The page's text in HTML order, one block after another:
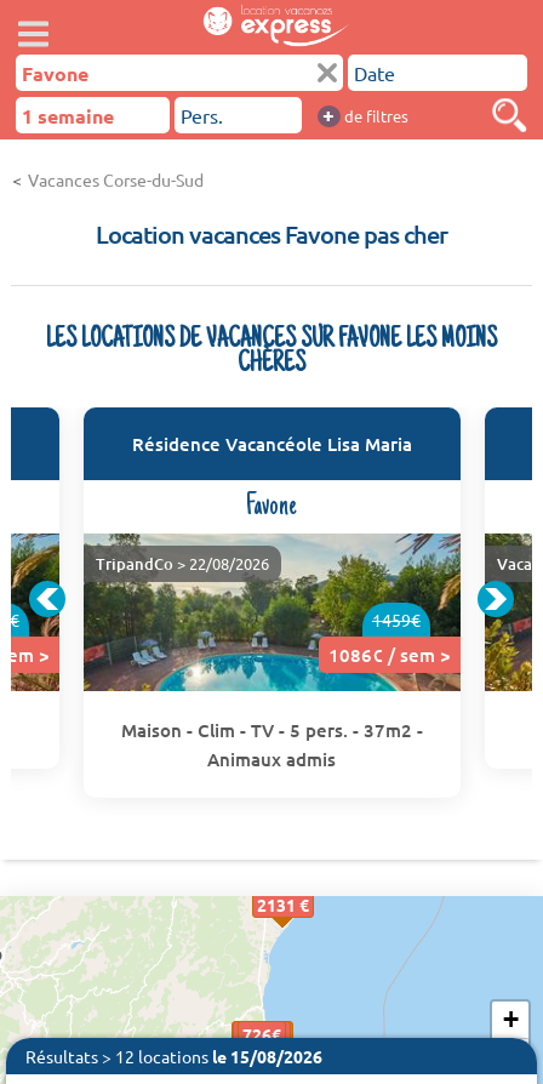
+ de filtres
Vacances Corse-du-Sud
Location vacances Favone pas cher
LES LOCATIONS DE VACANCES SUR FAVONE LES MOINS
CHÈRES
>
Résidence Vacancéole Lisa Maria
Favone
1459€
1086€ / sem >
TripandCo > 22/08/2026
Maison - Clim - TV - 5 pers. - 37m2 -
Animaux admis
1701 €
2131 €
726€
1086€
726€
726€
726€
726€
1086€
726€
726€
1086€
726€
726€
726€
726€
1086€
726€
726€
+
Résultats > 12 locations le 15/08/2026